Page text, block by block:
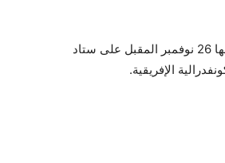
يستعد الفريق الأول لكرة القدم بنادي الزمالك لمواجهة أبو سليم الليبي، المقرر لها 26 نوفمبر المقبل على ستاد
الإفريقية.